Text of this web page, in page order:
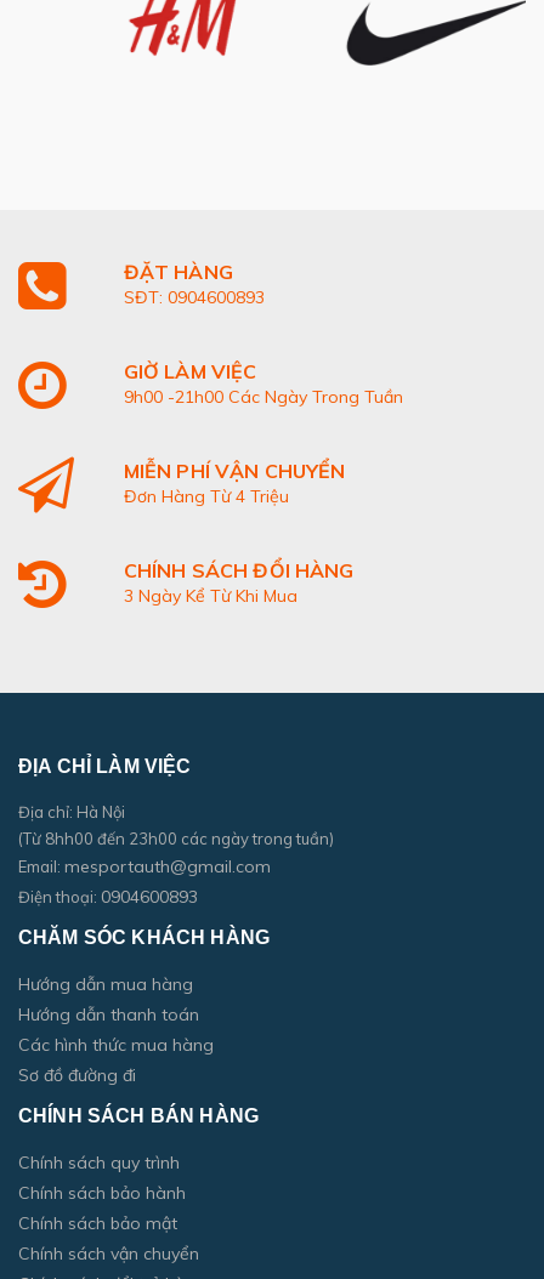
ĐẶT HÀNG
SĐT: 0904600893
GIỜ LÀM VIỆC
9h00 -21h00 Các Ngày Trong Tuần
MIỄN PHÍ VẬN CHUYỂN
Đơn Hàng Từ 4 Triệu
CHÍNH SÁCH ĐỔI HÀNG
3 Ngày Kể Từ Khi Mua
ĐỊA CHỈ LÀM VIỆC
Địa chỉ: Hà Nội
(Từ 8hh00 đến 23h00 các ngày trong tuần)
Email: mesportauth@gmail.com
Điện thoại: 0904600893
CHĂM SÓC KHÁCH HÀNG
Hướng dẫn mua hàng
Hướng dẫn thanh toán
Các hình thức mua hàng
Sơ đồ đường đi
CHÍNH SÁCH BÁN HÀNG
Chính sách quy trình
Chính sách bảo hành
Chính sách bảo mật
Chính sách vận chuyển